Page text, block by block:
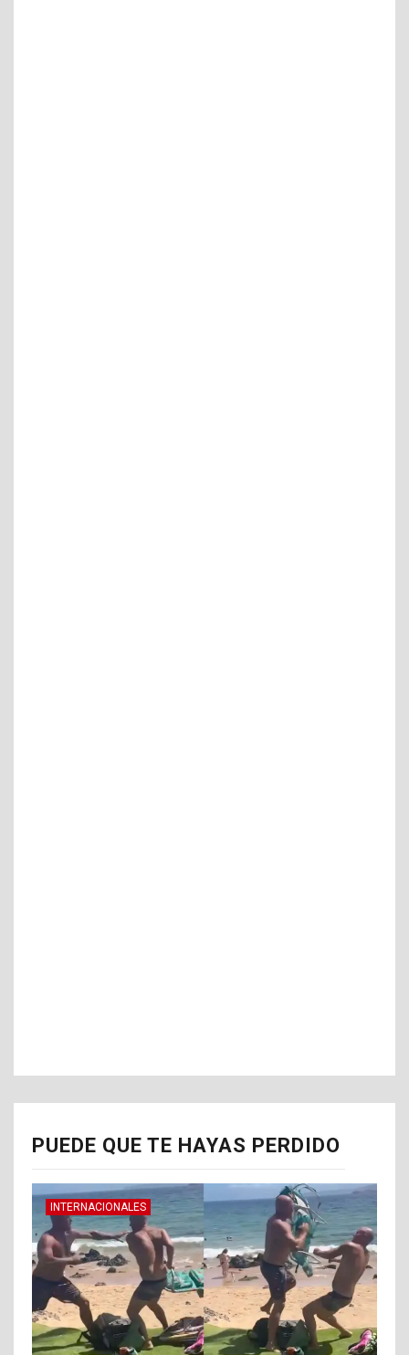
PUEDE QUE TE HAYAS PERDIDO
INTERNACIONALES